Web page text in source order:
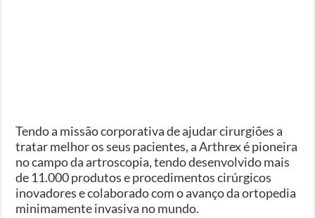
Tendo a missão corporativa de ajudar cirurgiões a
tratar melhor os seus pacientes, a Arthrex é pioneira
no campo da artroscopia, tendo desenvolvido mais
de 11.000 produtos e procedimentos cirúrgicos
inovadores e colaborado com o avanço da ortopedia
minimamente invasiva no mundo.